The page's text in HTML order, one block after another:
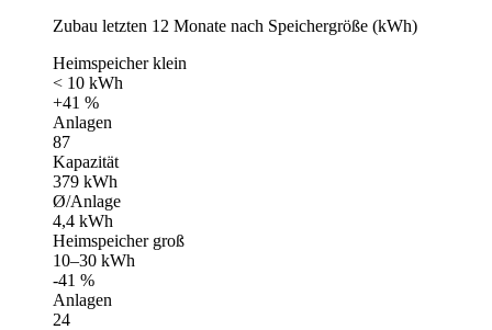
Zubau letzten 12 Monate nach Speichergröße (kWh)
Heimspeicher klein
< 10 kWh
+41 %
Anlagen
87
Kapazität
379 kWh
Ø/Anlage
4,4 kWh
Heimspeicher groß
10–30 kWh
-41 %
Anlagen
24